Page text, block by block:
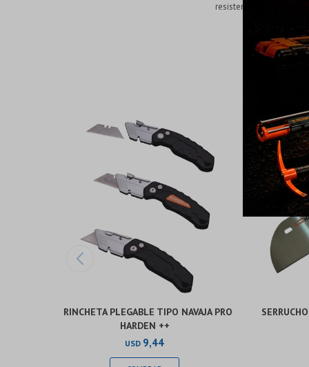
resistente al óxido.
TRINCHETA PLEGABLE TIPO NAVAJA PRO
HARDEN ++
USD 9,44